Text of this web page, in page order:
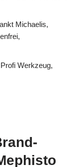
Michaelis,
Werkzeug,